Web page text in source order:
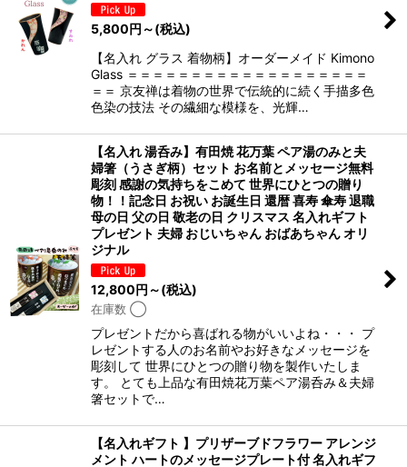
5,800円 ～(税込)
【名入れ グラス 着物柄】オーダーメイド Kimono
Glass ＝＝＝＝＝＝＝＝＝＝＝＝＝＝＝＝＝＝＝
＝＝ 京友禅は着物の世界で伝統的に続く手描多色
色染の技法 その繊細な模様を、光輝…
【名入れ 湯呑み】有田焼 花万葉 ペア湯のみと夫
婦箸（うさぎ柄）セット お名前とメッセージ無料
彫刻 感謝の気持ちをこめて 世界にひとつの贈り
物！！記念日 お祝い お誕生日 還暦 喜寿 傘寿 退職
母の日 父の日 敬老の日 クリスマス 名入れギフト
プレゼント 夫婦 おじいちゃん おばあちゃん オリ
ジナル
12,800円 ～(税込)
在庫数 ◯
プレゼントだから喜ばれる物がいいよね・・・ プ
レゼントする人のお名前やお好きなメッセージを
彫刻して 世界にひとつの贈り物を製作いたしま
す。 とても上品な有田焼花万葉ペア湯呑み＆夫婦
箸セットで…
【名入れギフト 】プリザーブドフラワー アレンジ
メント ハートのメッセージプレート付 名入れギフ